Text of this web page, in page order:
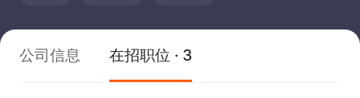
公司信息 在招职位 · 3